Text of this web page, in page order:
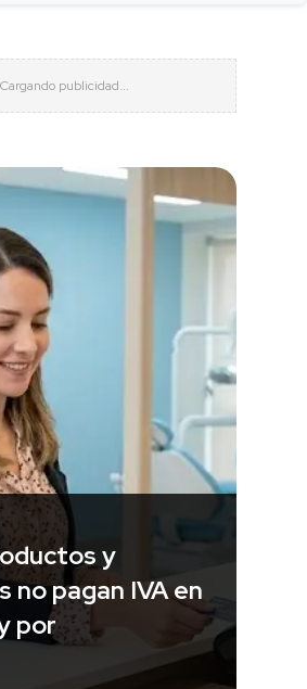
y
no pagan IVA en
por